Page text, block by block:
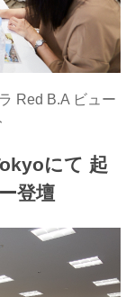
Red B.A ビュー
にて 起
登壇